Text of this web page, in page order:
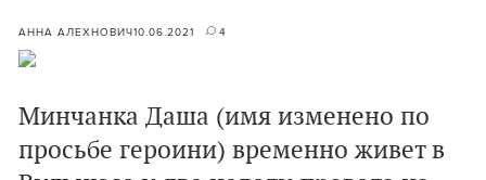
АННА АЛЕХНОВИЧ10.06.2021 4
Минчанка Даша (имя изменено по
просьбе героини) временно живет в